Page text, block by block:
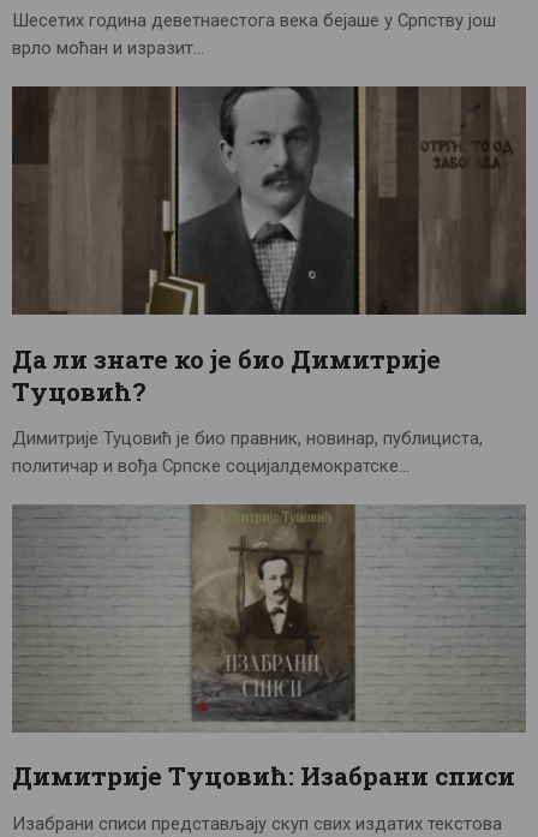
Шесетих година деветнаестога века бејаше у Српству још
врло моћан и изразит…
Да ли знате ко је био Димитрије
Туцовић?
Димитрије Туцовић је био правник, новинар, публициста,
политичар и вођа Српске социјалдемократске…
Димитрије Туцовић: Изабрани списи
Изабрани списи представљају скуп свих издатих текстова